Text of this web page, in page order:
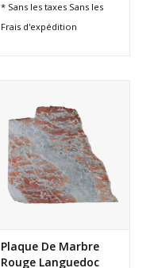
* Sans les taxes Sans les
Frais d'expédition
Plaque De Marbre
Rouge Languedoc